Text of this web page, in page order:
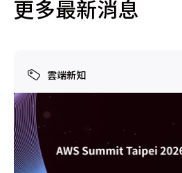
更多最新消息
雲端新知